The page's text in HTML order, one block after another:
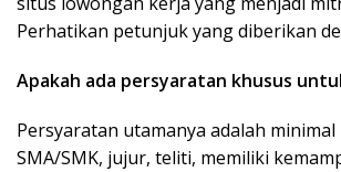
Perhatikan petunjuk yang diberikan
Apakah ada persyaratan khusus
Persyaratan utamanya adalah minimal
SMA/SMK, jujur, teliti, memiliki